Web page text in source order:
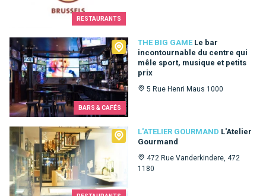
RESTAURANTS
BARS & CAFÉS
THE BIG GAME Le bar
incontournable du centre qui
mêle sport, musique et petits
prix
5 Rue Henri Maus 1000
The Big Game
L'ATELIER GOURMAND L'Atelier
Gourmand
472 Rue Vanderkindere, 472
1180
L'Atelier Gourmand